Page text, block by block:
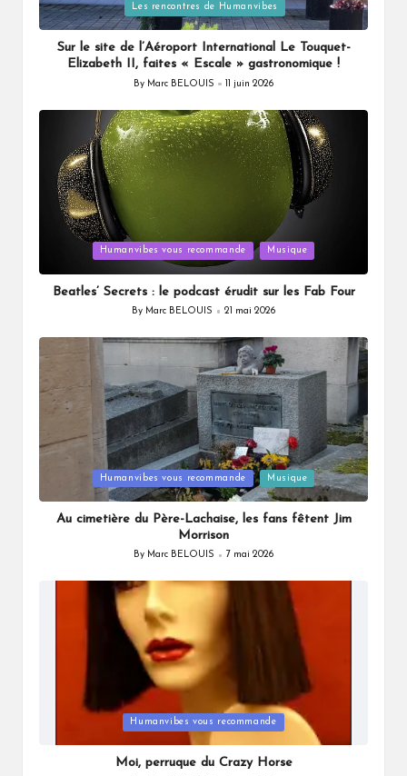
in
Les rencontres de Humanvibes
Sur le site de l’Aéroport International Le Touquet-
Elizabeth II, faites « Escale » gastronomique !
Posted
By Marc BELOUIS 11 juin 2026
Humanvibes vous recommande Musique
Beatles’ Secrets : le podcast érudit sur les Fab Four
Posted
By Marc BELOUIS 21 mai 2026
Humanvibes vous recommande Musique
Au cimetière du Père-Lachaise, les fans fêtent Jim
Morrison
Posted
By Marc BELOUIS 7 mai 2026
Humanvibes vous recommande
Moi, perruque du Crazy Horse